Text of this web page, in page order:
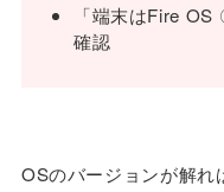
「端末はFire
確認
OSのバージョンが解